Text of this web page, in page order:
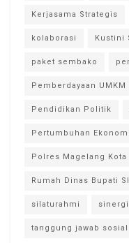
Kerjasama Strategis
kolaborasi Kustini
paket sembako
Pemberdayaan UMKM
Pendidikan Politik
Pertumbuhan
Polres Magelang Kota
Rumah Dinas Bupati
silaturahmi sinergi
tanggung jawab sosial